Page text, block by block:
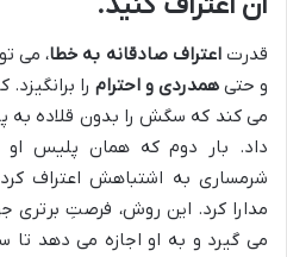
قدرتاعتراف صادقانه به خطا، می
و حتی همدردی و احترام را
می کند که سگش را بدون قلاده به
داد. بار دوم که همان پلیس او
شرمساری به اشتباهش اعتراف
مدارا کرد. این روش، فرصتِ برتری
می گیرد و به او اجازه می دهد